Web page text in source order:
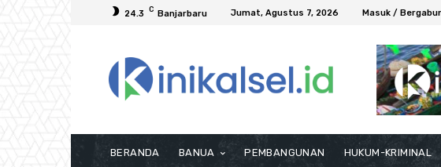
24.3 C Banjarbaru Jumat, Agustus 7, 2026 Masuk /
BERANDA BANUA PEMBANGUNAN HUKUM-KRIMINAL